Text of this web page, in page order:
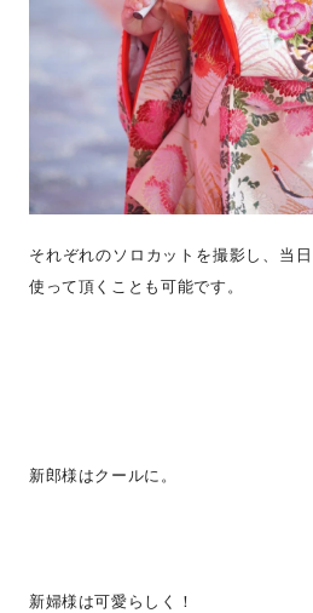
それぞれのソロカットを撮影し、当
使って頂くことも可能です。
新郎様はクールに。
新婦様は可愛らしく！